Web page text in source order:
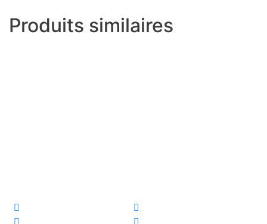
Produits similaires